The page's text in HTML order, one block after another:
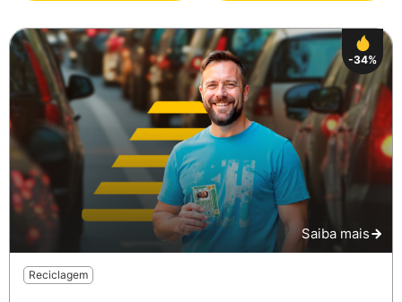
-34%
Saiba mais
Reciclagem